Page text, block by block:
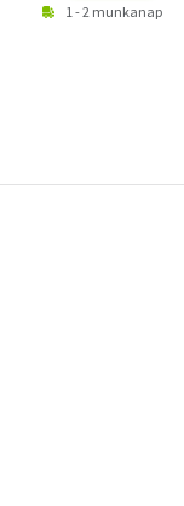
1 - 2 munkanap